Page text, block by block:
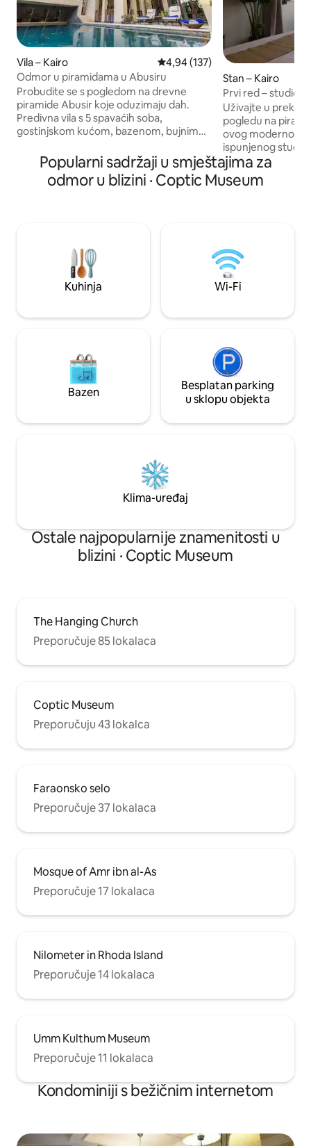
Vila – Kairo Prosječna ocjena: 4,94/5,
4,94 (137)
Odmor u piramidama u Abusiru
Probudite se s pogledom na drevne
piramide Abusir koje oduzimaju dah.
Predivna vila s 5 spavaćih soba,
gostinjskom kućom, bazenom, bujnim
na drvetu. Može primiti 10 osoba.
Dizajnirao nagrađivani arhitekt Ahmad
Hamid (Svjetska nagrada za arhitekturu
Elzayadi. Možete unajmiti privatnog
kuhara. Mirno utočište prikladno za
obitelj u kojem se stapaju povijest,
umjetnost i luksuz.
Stan – Kairo
Prvi red – studio
Uživajte u
pogledu na
ovog modernog,
ispunjenog studija. Studio se nalazi
idealnoj lokaciji,
pa mu je pristup
odmah pored
novoopremljen,
udobnost s
Vaše savršeno
počinje ovdje.
Popularni sadržaji u smještajima za
odmor u blizini · Coptic Museum
Kuhinja Wi-Fi
Bazen
Besplatan parking
u sklopu objekta
Klima-uređaj
Ostale najpopularnije znamenitosti u
blizini · Coptic Museum
The Hanging Church
Preporučuje 85 lokalaca
Coptic Museum
Preporučuju 43 lokalca
Faraonsko selo
Preporučuje 37 lokalaca
Mosque of Amr ibn al-As
Preporučuje 17 lokalaca
Nilometer in Rhoda Island
Preporučuje 14 lokalaca
Umm Kulthum Museum
Preporučuje 11 lokalaca
Kondominiji s bežičnim internetom